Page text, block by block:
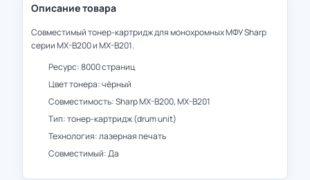
Описание товара
Совместимый тонер-картридж для монохромных МФУ Sharp
серии MX-B200 и MX-B201.
Ресурс: 8000 страниц
Цвет тонера: чёрный
Совместимость: Sharp MX-B200, MX-B201
Тип: тонер-картридж (drum unit)
Технология: лазерная печать
Совместимый: Да